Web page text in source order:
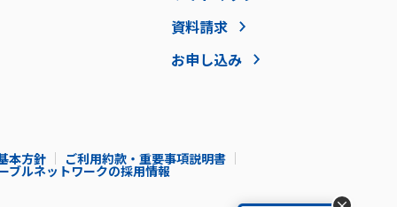
資料請求
お申し込み
本方針 ご利用約款・重要事項説明書
ブルネットワークの採用情報